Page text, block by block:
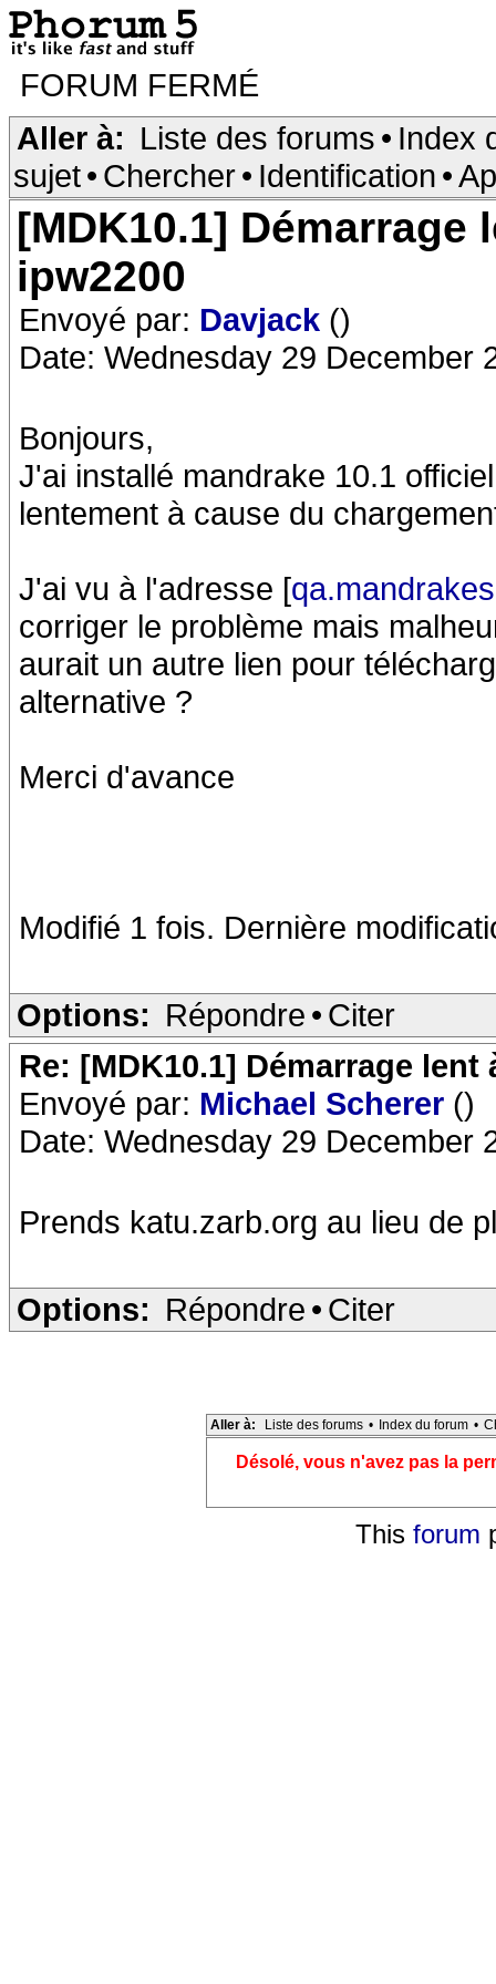
FORUM FERMÉ
Aller à: Liste des forums • Index
sujet• Chercher• Identification •
[MDK10.1]
ipw2200
Envoyé par: Davjack ()
Date: Wednesday 29 December
Bonjours,
J'ai installé mandrake 10.1
lentement à cause du
J'ai vu à l'adresse [
corriger le problème mais
aurait un autre lien pour
alternative ?
Merci d'avance
Modifié 1 fois. Dernière
Options: Répondre • Citer
Re: [MDK10.1] Démarrage
Envoyé par: Michael Scherer ()
Date: Wednesday 29 December
Prends katu.zarb.org au lieu de
Options: Répondre • Citer
Aller à: Liste des forums • Index du forum •
Désolé, vous n'avez pas la
This forum